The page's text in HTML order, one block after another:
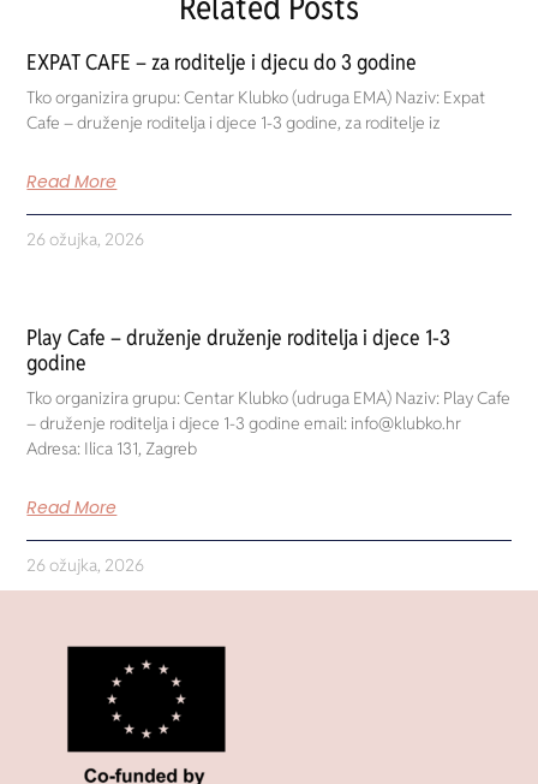
EXPAT CAFE – za roditelje i djecu do 3 godine
Tko organizira grupu: Centar Klubko (udruga EMA) Naziv: Expat
Cafe – druženje roditelja i djece 1-3 godine, za roditelje iz
Read More
26 ožujka, 2026
Play Cafe – druženje druženje roditelja i djece 1-3
godine
Tko organizira grupu: Centar Klubko (udruga EMA) Naziv: Play Cafe
– druženje roditelja i djece 1-3 godine email: info@klubko.hr
Adresa: Ilica 131, Zagreb
Read More
26 ožujka, 2026